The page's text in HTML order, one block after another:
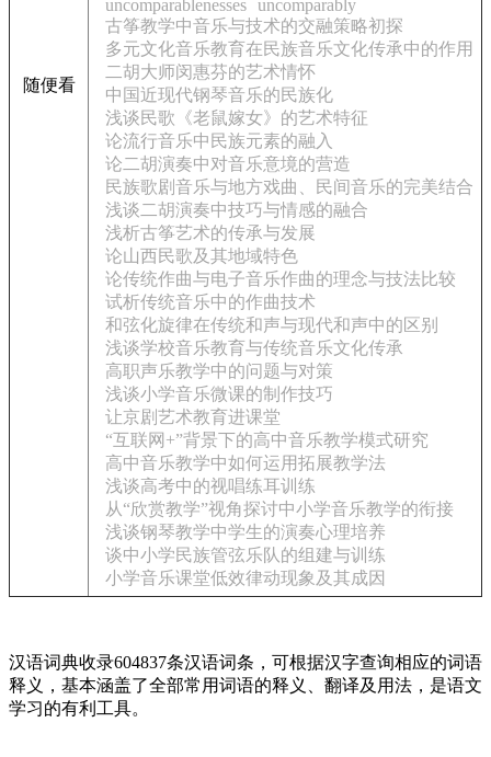
随便看
uncomparablenesses uncomparably
古筝教学中音乐与技术的交融策略初探
多元文化音乐教育在民族音乐文化传承中的作用
二胡大师闵惠芬的艺术情怀
中国近现代钢琴音乐的民族化
浅谈民歌《老鼠嫁女》的艺术特征
论流行音乐中民族元素的融入
论二胡演奏中对音乐意境的营造
民族歌剧音乐与地方戏曲、民间音乐的完美结合
浅谈二胡演奏中技巧与情感的融合
浅析古筝艺术的传承与发展
论山西民歌及其地域特色
论传统作曲与电子音乐作曲的理念与技法比较
试析传统音乐中的作曲技术
和弦化旋律在传统和声与现代和声中的区别
浅谈学校音乐教育与传统音乐文化传承
高职声乐教学中的问题与对策
浅谈小学音乐微课的制作技巧
让京剧艺术教育进课堂
“互联网+”背景下的高中音乐教学模式研究
高中音乐教学中如何运用拓展教学法
浅谈高考中的视唱练耳训练
从“欣赏教学”视角探讨中小学音乐教学的衔接
浅谈钢琴教学中学生的演奏心理培养
谈中小学民族管弦乐队的组建与训练
小学音乐课堂低效律动现象及其成因
汉语词典收录604837条汉语词条，可根据汉字查询相应的词语
释义，基本涵盖了全部常用词语的释义、翻译及用法，是语文
学习的有利工具。